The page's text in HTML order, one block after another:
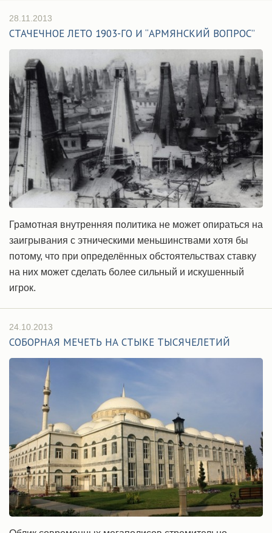
28.11.2013
СТАЧЕЧНОЕ ЛЕТО 1903-ГО И “АРМЯНСКИЙ ВОПРОС”
Грамотная внутренняя политика не может опираться на
заигрывания с этническими меньшинствами хотя бы
потому, что при определённых обстоятельствах ставку
на них может сделать более сильный и искушенный
игрок.
24.10.2013
СОБОРНАЯ МЕЧЕТЬ НА СТЫКЕ ТЫСЯЧЕЛЕТИЙ